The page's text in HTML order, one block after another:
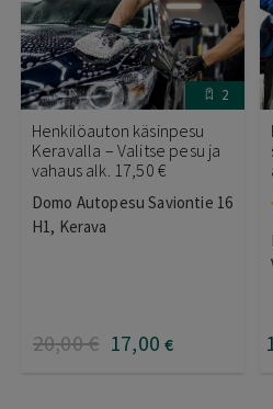
2
Henkilöauton käsinpesu
Keravalla – Valitse pesu ja
vahaus alk. 17,50 €
Domo Autopesu Saviontie 16
H1, Kerava
20,00€ 17,00 €